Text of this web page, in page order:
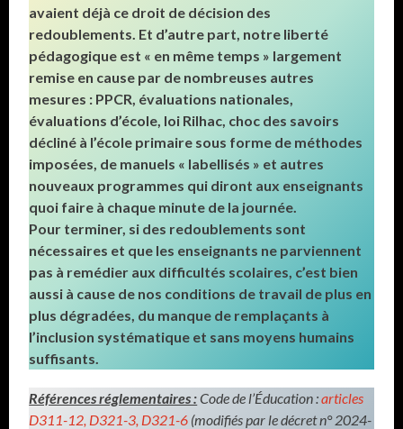
avaient déjà ce droit de décision des
redoublements. Et d’autre part, notre liberté
pédagogique est « en même temps » largement
remise en cause par de nombreuses autres
mesures : PPCR, évaluations nationales,
évaluations d’école, loi Rilhac, choc des savoirs
décliné à l’école primaire sous forme de méthodes
imposées, de manuels « labellisés » et autres
nouveaux programmes qui diront aux enseignants
quoi faire à chaque minute de la journée.
Pour terminer, si des redoublements sont
nécessaires et que les enseignants ne parviennent
pas à remédier aux difficultés scolaires, c’est bien
aussi à cause de nos conditions de travail de plus en
plus dégradées, du manque de remplaçants à
l’inclusion systématique et sans moyens humains
suffisants.
Références réglementaires :Code de l’Éducation :articles
D311-12, D321-3, D321-6 (modifiés par le décret n° 2024-